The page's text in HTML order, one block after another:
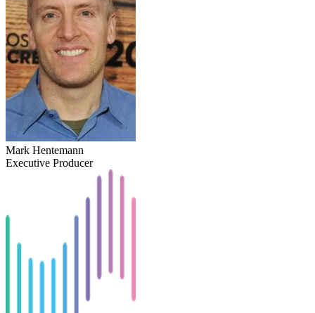
Mark Hentemann
Executive Producer